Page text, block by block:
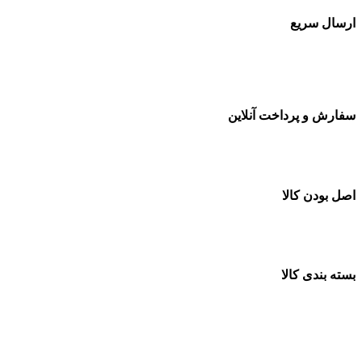
ارسال سریع
سفارش و پرداخت آنلاین
اصل بودن کالا
بسته بندی کالا